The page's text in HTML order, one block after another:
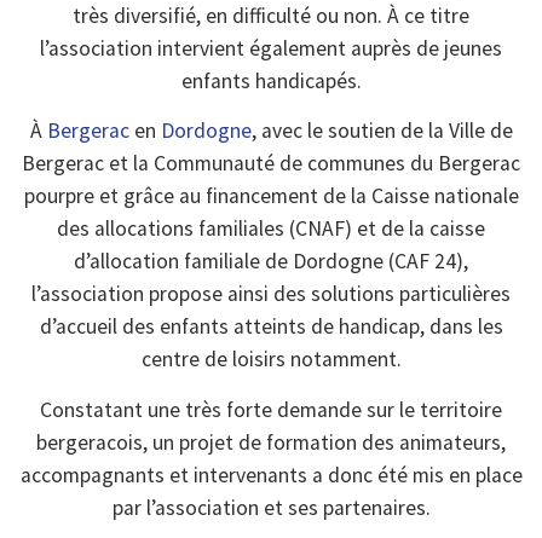
très diversifié, en difficulté ou non. À ce titre
l’association intervient également auprès de jeunes
enfants handicapés.
À Bergeracen Dordogne, avec le soutien de la Ville de
Bergerac et la Communauté de communes du Bergerac
pourpre et grâce au financement de la Caisse nationale
des allocations familiales (CNAF) et de la caisse
d’allocation familiale de Dordogne (CAF 24),
l’association propose ainsi des solutions particulières
d’accueil des enfants atteints de handicap, dans les
centre de loisirs notamment.
Constatant une très forte demande sur le territoire
bergeracois, un projet de formation des animateurs,
accompagnants et intervenants a donc été mis en place
par l’association et ses partenaires.